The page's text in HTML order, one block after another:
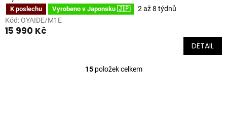
K poslechu Vyrobeno v Japonsku 🇯🇵
2 až 8 týdnů
Kód: OYAIDE/M1E
15 990 Kč
DETAIL
O
l
15položek celkem
Z